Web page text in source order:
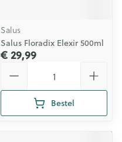
Salus
Salus Floradix Elexir 500ml
€ 29,99
Bestel